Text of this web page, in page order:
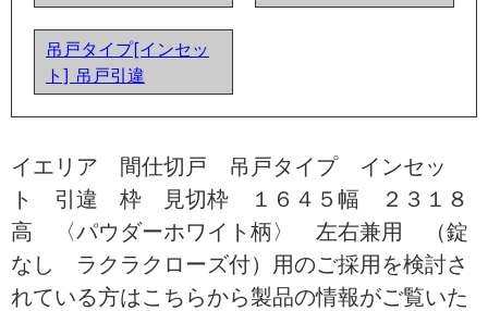
吊戸タイプ[インセッ
ト] 吊戸引違
イエリア 間仕切戸 吊戸タイプ インセッ
ト 引違 枠 見切枠 １６４５幅 ２３１８
高 〈パウダーホワイト柄〉 左右兼用 （錠
なし ラクラクローズ付）用のご採用を検討さ
れている方はこちらから製品の情報がご覧いた